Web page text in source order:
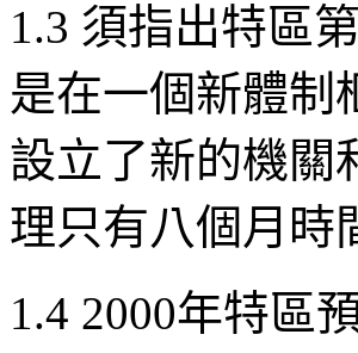
1.3 須指出特區
是在一個新體制
設立了新的機關
理只有八個月時
1.4 2000年特區